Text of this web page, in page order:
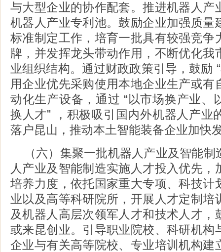
与大型企业的协作配套。推进机器人产
机器人产业专利池。鼓励企业加强质量
标准制定工作，培育一批具有较强竞争
牌，并发挥龙头带动作用，不断优化我
业组织结构。通过财政政策引导，鼓励
用企业优先采购使用本地企业生产或有
动化生产设备，通过 “以市场换产业、
换人才” ，积极吸引国内外机器人产业
落户昆山，推动本土智能装备企业加快
（六）集聚一批机器人产业及智能
人产业及智能制造实施人才投入优先，
培养力度，依托国家重大专项、科技计
业以及高等科研院所，开展人才定制培
及机器人高层次领军人才和技术人才，
或来昆创业。引导职业院校、科研机构
企业与有关高等院校、专业培训机构建